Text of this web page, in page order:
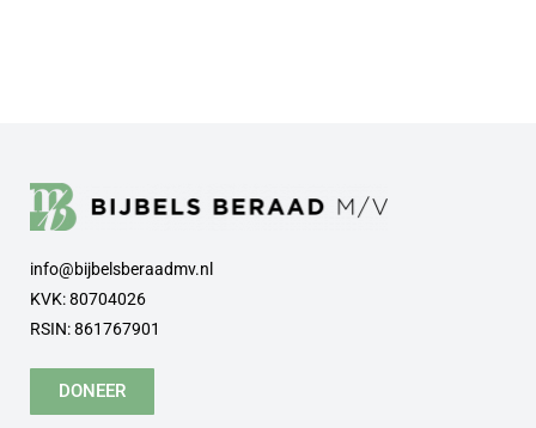
info@bijbelsberaadmv.nl
KVK: 80704026
RSIN: 861767901
DONEER